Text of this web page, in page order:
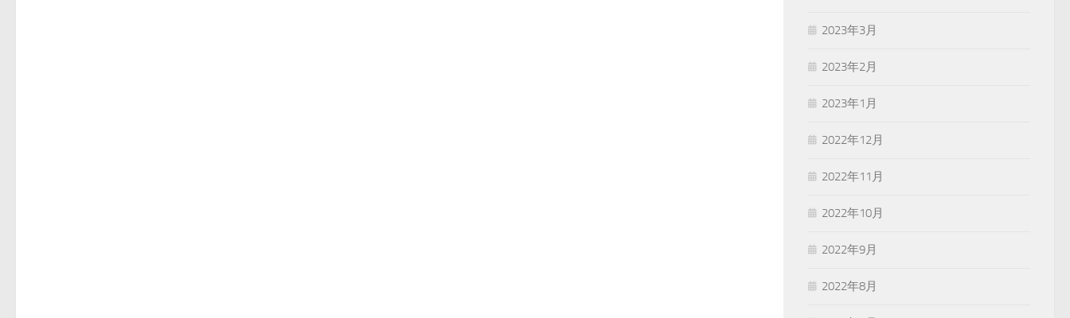
2023年3月
2023年2月
2023年1月
2022年12月
2022年11月
2022年10月
2022年9月
2022年8月